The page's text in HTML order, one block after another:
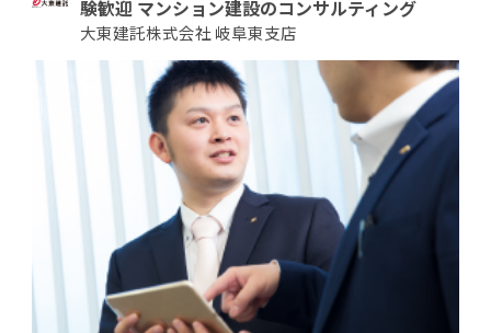
験歓迎 マンション建設のコンサルティング
大東建託株式会社 岐阜東支店